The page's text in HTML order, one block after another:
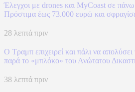
Έλεγχοι με drones και MyCoast σε
Πρόστιμα έως 73.000 ευρώ και
28 λεπτά πριν
Ο Τραμπ επιχειρεί και πάλι να
παρά το «μπλόκο» του Ανώτατου
38 λεπτά πριν